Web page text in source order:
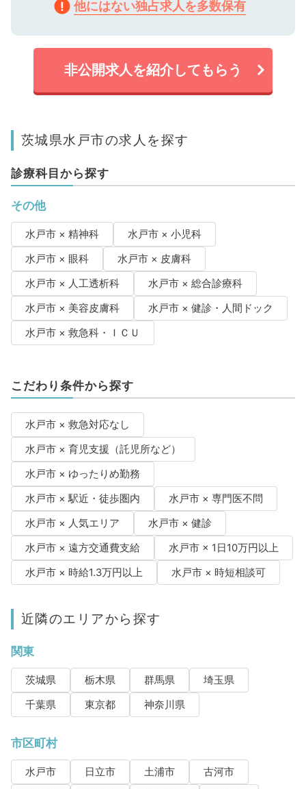
他にはない独占求人を多数保有
非公開求人を紹介してもらう
茨城県水戸市の求人を探す
診療科目から探す
その他
水戸市 × 精神科
水戸市 × 小児科
水戸市 × 眼科
水戸市 × 皮膚科
水戸市 × 人工透析科
水戸市 × 総合診療科
水戸市 × 美容皮膚科
水戸市 × 健診・人間ドック
水戸市 × 救急科・ＩＣＵ
こだわり条件から探す
水戸市 × 救急対応なし
水戸市 × 育児支援（託児所など）
水戸市 × ゆったりめ勤務
水戸市 × 駅近・徒歩圏内
水戸市 × 専門医不問
水戸市 × 人気エリア
水戸市 × 健診
水戸市 × 遠方交通費支給
水戸市 × 1日10万円以上
水戸市 × 時給1.3万円以上
水戸市 × 時短相談可
近隣のエリアから探す
関東
茨城県 栃木県 群馬県
埼玉県
千葉県
東京都 神奈川県
市区町村
水戸市 日立市 土浦市
古河市